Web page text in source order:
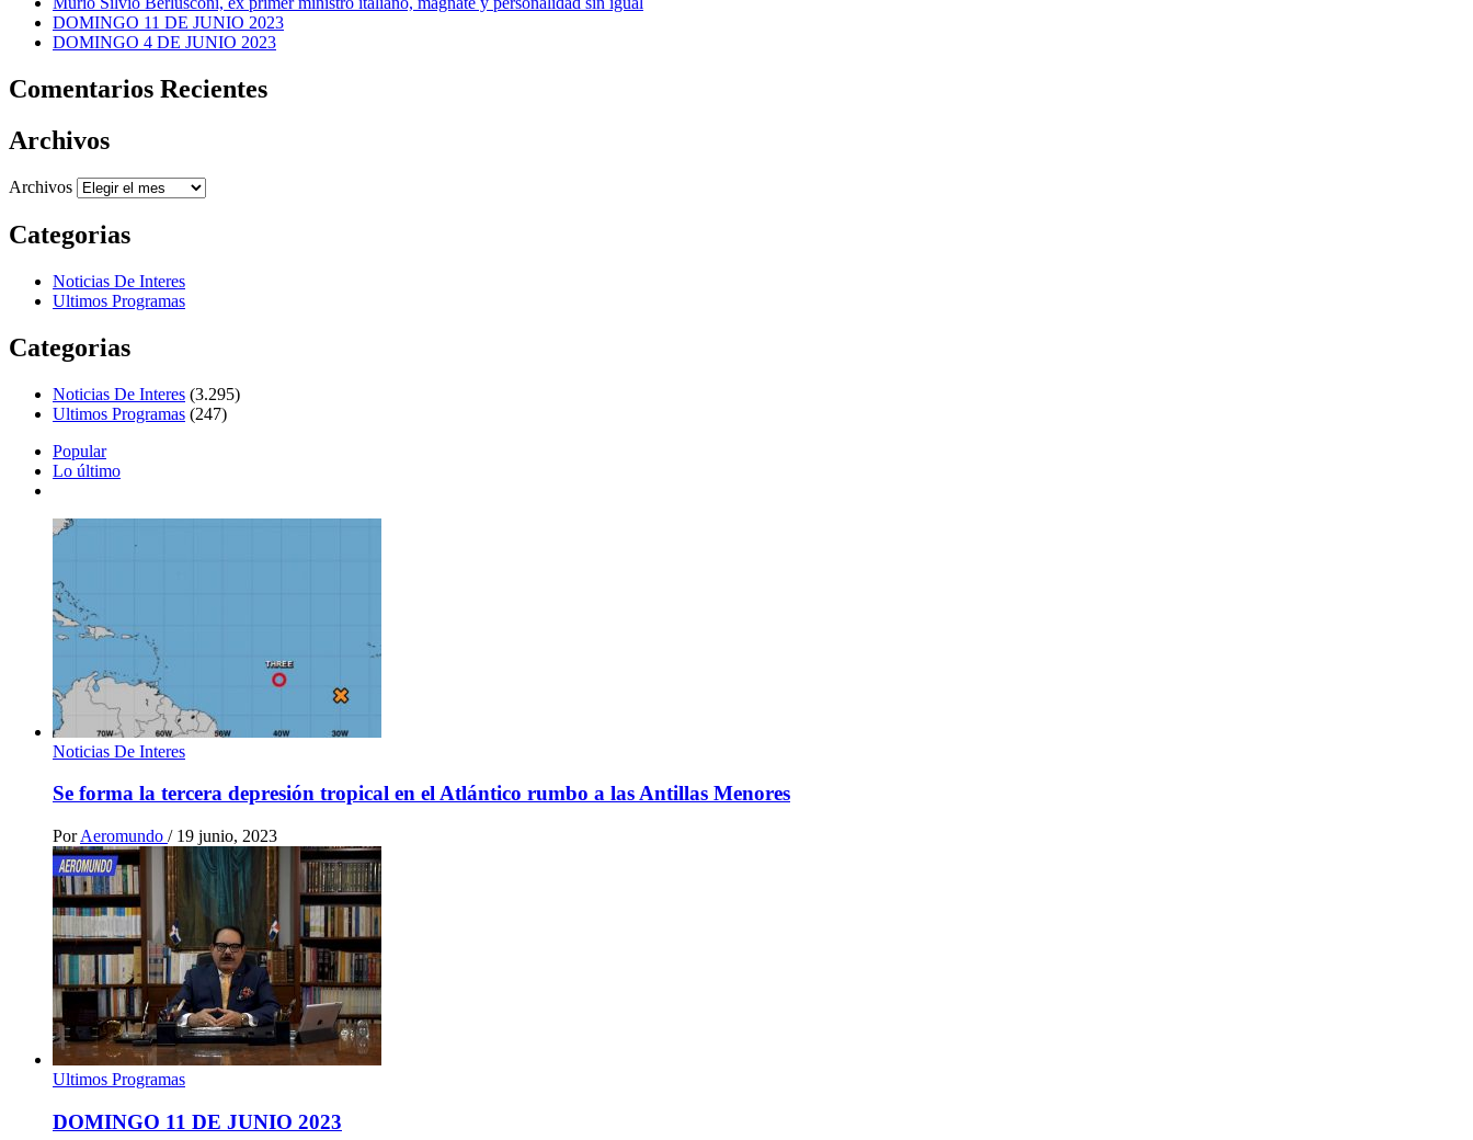
DOMINGO 11 DE JUNIO 2023
DOMINGO 4 DE JUNIO 2023
Comentarios Recientes
Archivos
Archivos
Categorias
Noticias De Interes
Ultimos Programas
Categorias
Noticias De Interes (3.295)
Ultimos Programas (247)
Popular
Lo último
Noticias De Interes
Se forma la tercera depresión tropical en el Atlántico rumbo a las Antillas Menores
Por Aeromundo / 19 junio, 2023
Ultimos Programas
DOMINGO 11 DE JUNIO 2023